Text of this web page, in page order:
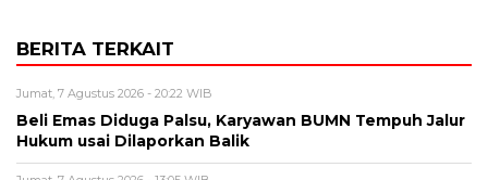
BERITA TERKAIT
Jumat, 7 Agustus 2026 - 20:22 WIB
Beli Emas Diduga Palsu, Karyawan BUMN Tempuh Jalur
Hukum usai Dilaporkan Balik